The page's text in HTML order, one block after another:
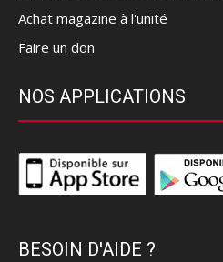
Achat magazine à l'unité
Faire un don
NOS APPLICATIONS
BESOIN D'AIDE ?